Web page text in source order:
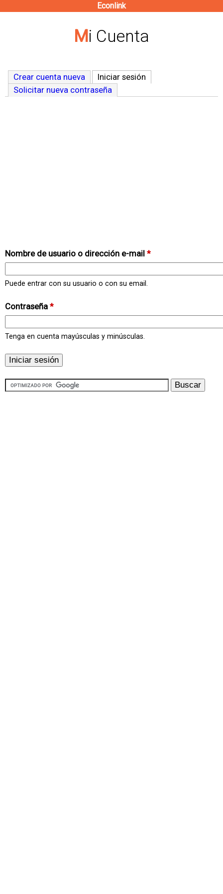
contenido
Econlink
Mi Cuenta
Crear cuenta nueva Iniciar sesión
Solicitar nueva contraseña
Nombre de usuario o dirección e-mail *
Puede entrar con su usuario o con su email.
Contraseña *
Tenga en cuenta mayúsculas y minúsculas.